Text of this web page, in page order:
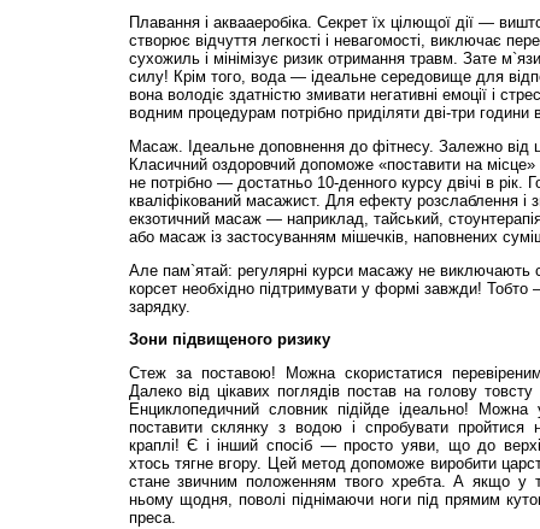
Плавання і аквааеробіка. Секрет їх цілющої дії —
створює відчуття легкості і невагомості, виключає
сухожиль і мінімізує ризик отримання травм. Зате
силу! Крім того, вода — ідеальне середовище для
вона володіє здатністю змивати негативні емоції і
водним процедурам потрібно приділяти дві-три години
Масаж. Ідеальне доповнення до фітнесу. Залежно від
Класичний оздоровчий допоможе «поставити на місце»
не потрібно — достатньо 10-денного курсу двічі в рік.
кваліфікований масажист. Для ефекту розслаблення і
екзотичний масаж — наприклад, тайський,
або масаж із застосуванням мішечків, наповнених
Але пам`ятай: регулярні курси масажу не виключають
корсет необхідно підтримувати у формі завжди!
зарядку.
Зони підвищеного ризику
Стеж за поставою! Можна скористатися
Далеко від цікавих поглядів постав на голову
Енциклопедичний словник підійде ідеально! Можна
поставити склянку з водою і спробувати
краплі! Є і інший спосіб — просто уяви, що до
хтось тягне вгору. Цей метод допоможе виробити
стане звичним положенням твого хребта. А якщо у
ньому щодня, поволі піднімаючи ноги під прямим
преса.